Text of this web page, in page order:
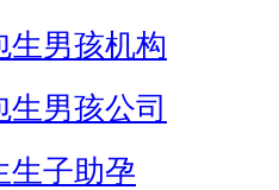
生男孩机构
男孩公司
生子助孕